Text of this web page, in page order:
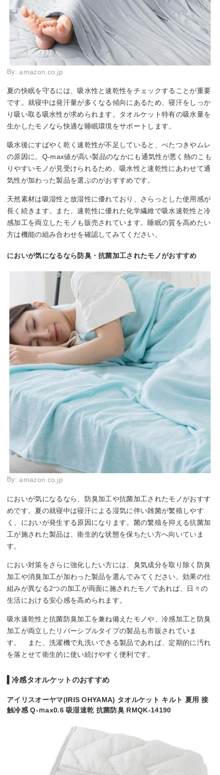
By:amazon.co.jp
夏の快眠を守るには、吸水性と速乾性をチェックすることが重要
です。就寝中は発汗量が多くなる傾向にあるため、寝汗をしっか
り吸い取る吸水性が求められます。タオルケット特有の吸水量を
生かしたモノなら快適な睡眠環境をサポートします。
吸水後にすばやく乾く速乾性が不足していると、べたつきやムレ
の原因に。Q-max値が高い製品のなかにも通気性が悪く熱のこも
りやすいモノが見受けられるため、吸水性と速乾性にあわせて通
気性が加わった製品を選ぶのがおすすめです。
天然素材は吸湿性と放湿性に優れており、さらっとした使用感が
長く続きます。また、速乾性に優れた化学繊維で吸水速乾性と冷
感加工を両立したモノも販売されています。睡眠の質を高めたい
方は機能の組み合わせを確認してみてください。
においが気になるなら防臭・抗菌加工されたモノがおすすめ
By:amazon.co.jp
においが気になるなら、防臭加工や抗菌加工されたモノがおすす
めです。夏の就寝中は寝汗による湿気に伴い雑菌が繁殖しやす
く、においが発生する原因になります。菌の繁殖を抑える抗菌加
工が施された製品は、衛生的な状態を保ちたい方へ向いていま
す。
におい対策をさらに強化したい方には、臭気成分を取り除く防臭
加工や消臭加工が加わった製品を選んでみてください。効果の仕
組みが異なる2つの加工が両面に施されたモノであれば、日々の
生活における安心感を高められます。
吸水速乾性と抗菌防臭加工を兼ね備えたモノや、冷感加工と防臭
加工が両立したリバーシブルタイプの製品も市販されていま
す。 また、洗濯機で丸洗いできる製品であれば、定期的に汚れ
を落とせて衛生的に使い続けやすく便利です。
冷感タオルケットのおすすめ
アイリスオーヤマ(IRIS OHYAMA) タオルケット キルト 夏用 接
触冷感 Q-ｍax0.6 吸湿速乾 抗菌防臭 RMQK-14190